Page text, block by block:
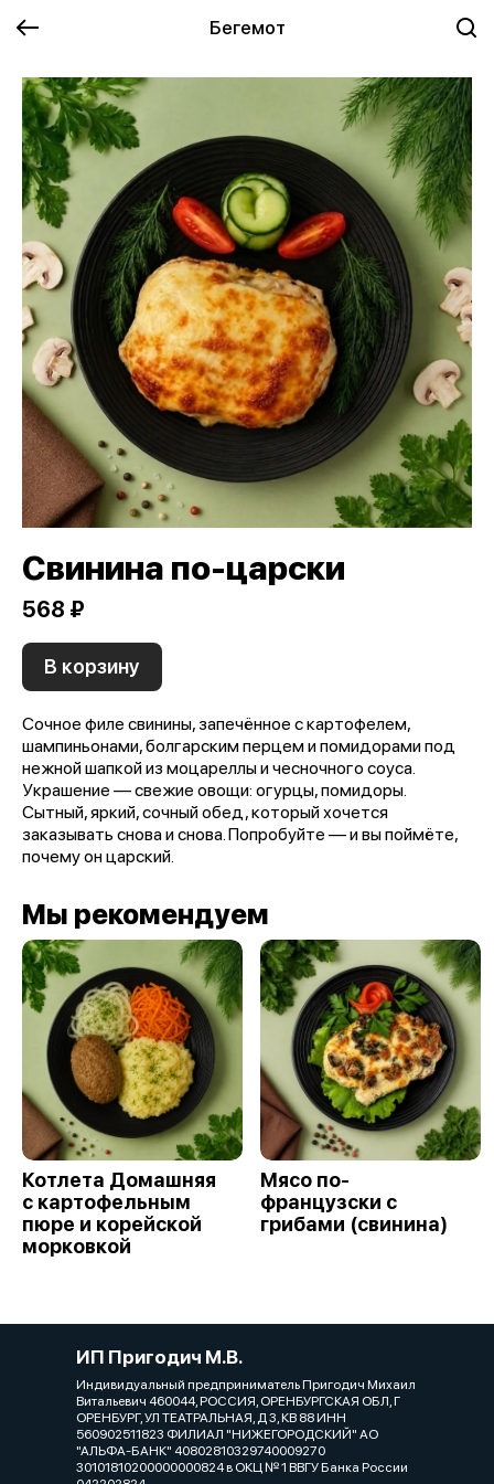
Бегемот
Свинина по-царски
568 ₽
В корзину
Сочное филе свинины, запечённое с картофелем,
шампиньонами, болгарским перцем и помидорами под
нежной шапкой из моцареллы и чесночного соуса.
Украшение — свежие овощи: огурцы, помидоры.
Сытный, яркий, сочный обед, который хочется
заказывать снова и снова. Попробуйте — и вы поймёте,
почему он царский.
Мы рекомендуем
Котлета Домашняя
с картофельным
пюре и корейской
морковкой
Мясо по-
французски с
грибами (свинина)
ИП Пригодич М.В.
Индивидуальный предприниматель Пригодич Михаил
Витальевич 460044, РОССИЯ, ОРЕНБУРГСКАЯ ОБЛ, Г
ОРЕНБУРГ, УЛ ТЕАТРАЛЬНАЯ, Д 3, КВ 88 ИНН
560902511823 ФИЛИАЛ "НИЖЕГОРОДСКИЙ" АО
"АЛЬФА-БАНК" 40802810329740009270
30101810200000000824 в ОКЦ № 1 ВВГУ Банка России